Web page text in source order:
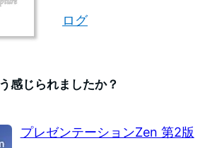
ログ
感じられましたか？
プレゼンテーションZen 第2版